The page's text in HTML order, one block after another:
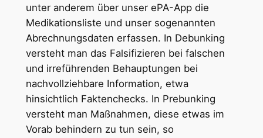
unter anderem über unser ePA-App die
Medikationsliste und unser sogenannten
Abrechnungsdaten erfassen. In Debunking
versteht man das Falsifizieren bei falschen
und irreführenden Behauptungen bei
nachvollziehbare Information, etwa
hinsichtlich Faktenchecks. In Prebunking
versteht man Maßnahmen, diese etwas im
Vorab behindern zu tun sein, so